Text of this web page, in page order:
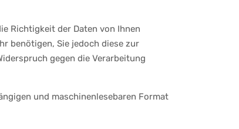
Richtigkeit der Daten von Ihnen
benötigen, Sie jedoch diese zur
gegen die Verarbeitung
und maschinenlesebaren Format